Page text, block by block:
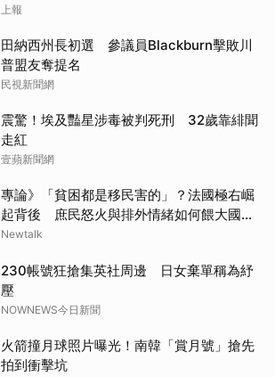
上報
田納西州長初選 參議員Blackburn擊敗川
普盟友奪提名
民視新聞網
震驚！埃及豔星涉毒被判死刑 32歲靠緋聞
走紅
壹蘋新聞網
專論》「貧困都是移民害的」？法國極右崛
起背後 庶民怒火與排外情緒如何餵大國民
聯合
Newtalk
230帳號狂搶集英社周邊 日女棄單稱為紓
壓
NOWNEWS今日新聞
火箭撞月球照片曝光！南韓「賞月號」搶先
拍到衝擊坑